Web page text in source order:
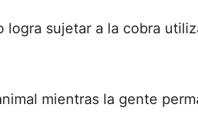
sujetar a la cobra
mientras la gente